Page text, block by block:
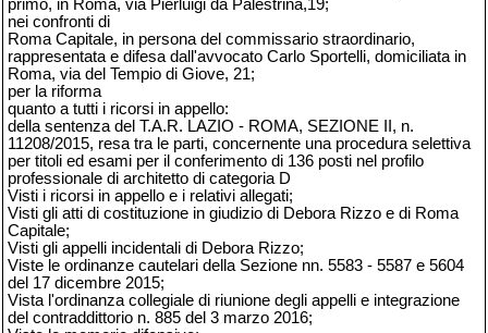
primo, in Roma, via Pierluigi da Palestrina,19;
nei confronti di
Roma Capitale, in persona del commissario straordinario,
rappresentata e difesa dall'avvocato Carlo Sportelli, domiciliata in
Roma, via del Tempio di Giove, 21;
per la riforma
quanto a tutti i ricorsi in appello:
della sentenza del T.A.R. LAZIO - ROMA, SEZIONE II, n.
11208/2015, resa tra le parti, concernente una procedura selettiva
per titoli ed esami per il conferimento di 136 posti nel profilo
professionale di architetto di categoria D
Visti i ricorsi in appello e i relativi allegati;
Visti gli atti di costituzione in giudizio di Debora Rizzo e di Roma
Capitale;
Visti gli appelli incidentali di Debora Rizzo;
Viste le ordinanze cautelari della Sezione nn. 5583 - 5587 e 5604
del 17 dicembre 2015;
Vista l'ordinanza collegiale di riunione degli appelli e integrazione
del contraddittorio n. 885 del 3 marzo 2016;